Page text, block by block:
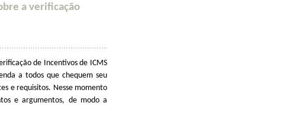
a verificação
de Incentivos de ICMS
a todos que chequem seu
e requisitos. Nesse momento
e argumentos, de modo a